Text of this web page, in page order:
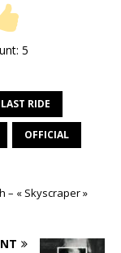
5
LAST RIDE
OFFICIAL
– « Skyscraper »